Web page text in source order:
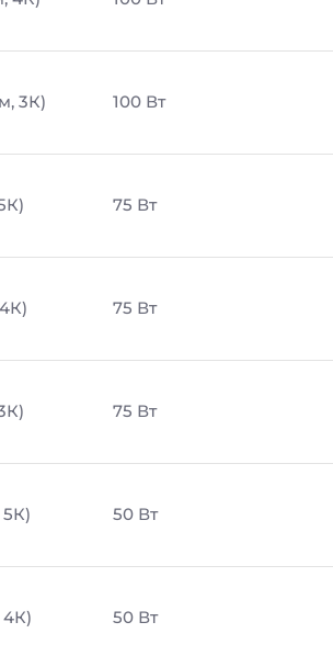
3К) 100 Вт
75 Вт
75 Вт
75 Вт
50 Вт
4К) 50 Вт